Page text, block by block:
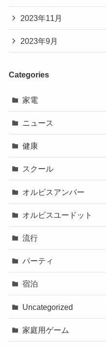
2023年11月
2023年9月
Categories
家電
ニュース
健康
スクール
オルビスアンバー
オルビスユードット
流行
パーティ
宿泊
Uncategorized
家庭用ゲーム